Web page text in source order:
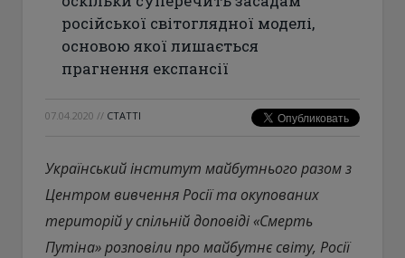
російської світоглядної моделі,
основою якої лишається
прагнення експансії
07.04.2020 // СТАТТІ
Український інститут майбутнього разом з
Центром вивчення Росії та окупованих
територій у спільній доповіді «Смерть
Путіна» розповіли про майбутнє світу, Росії